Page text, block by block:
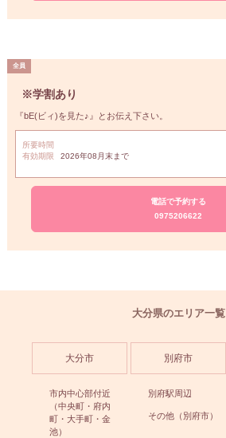
※学割あり
『bE(ビィ)を見た♪』とお伝え下さい。
所要時間
有効期限
2026年08月末まで
電話で予約する
0975206622
大分県のエリア一覧
大分市
市内中心部付近
（中央町・府内
町・大手町・金
池）
別府市
別府駅周辺
その他（別府市）